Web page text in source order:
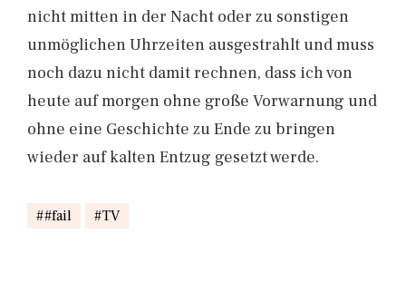
nicht mitten in der Nacht oder zu sonstigen
unmöglichen Uhrzeiten ausgestrahlt und muss
noch dazu nicht damit rechnen, dass ich von
heute auf morgen ohne große Vorwarnung und
ohne eine Geschichte zu Ende zu bringen
wieder auf kalten Entzug gesetzt werde.
#fail TV